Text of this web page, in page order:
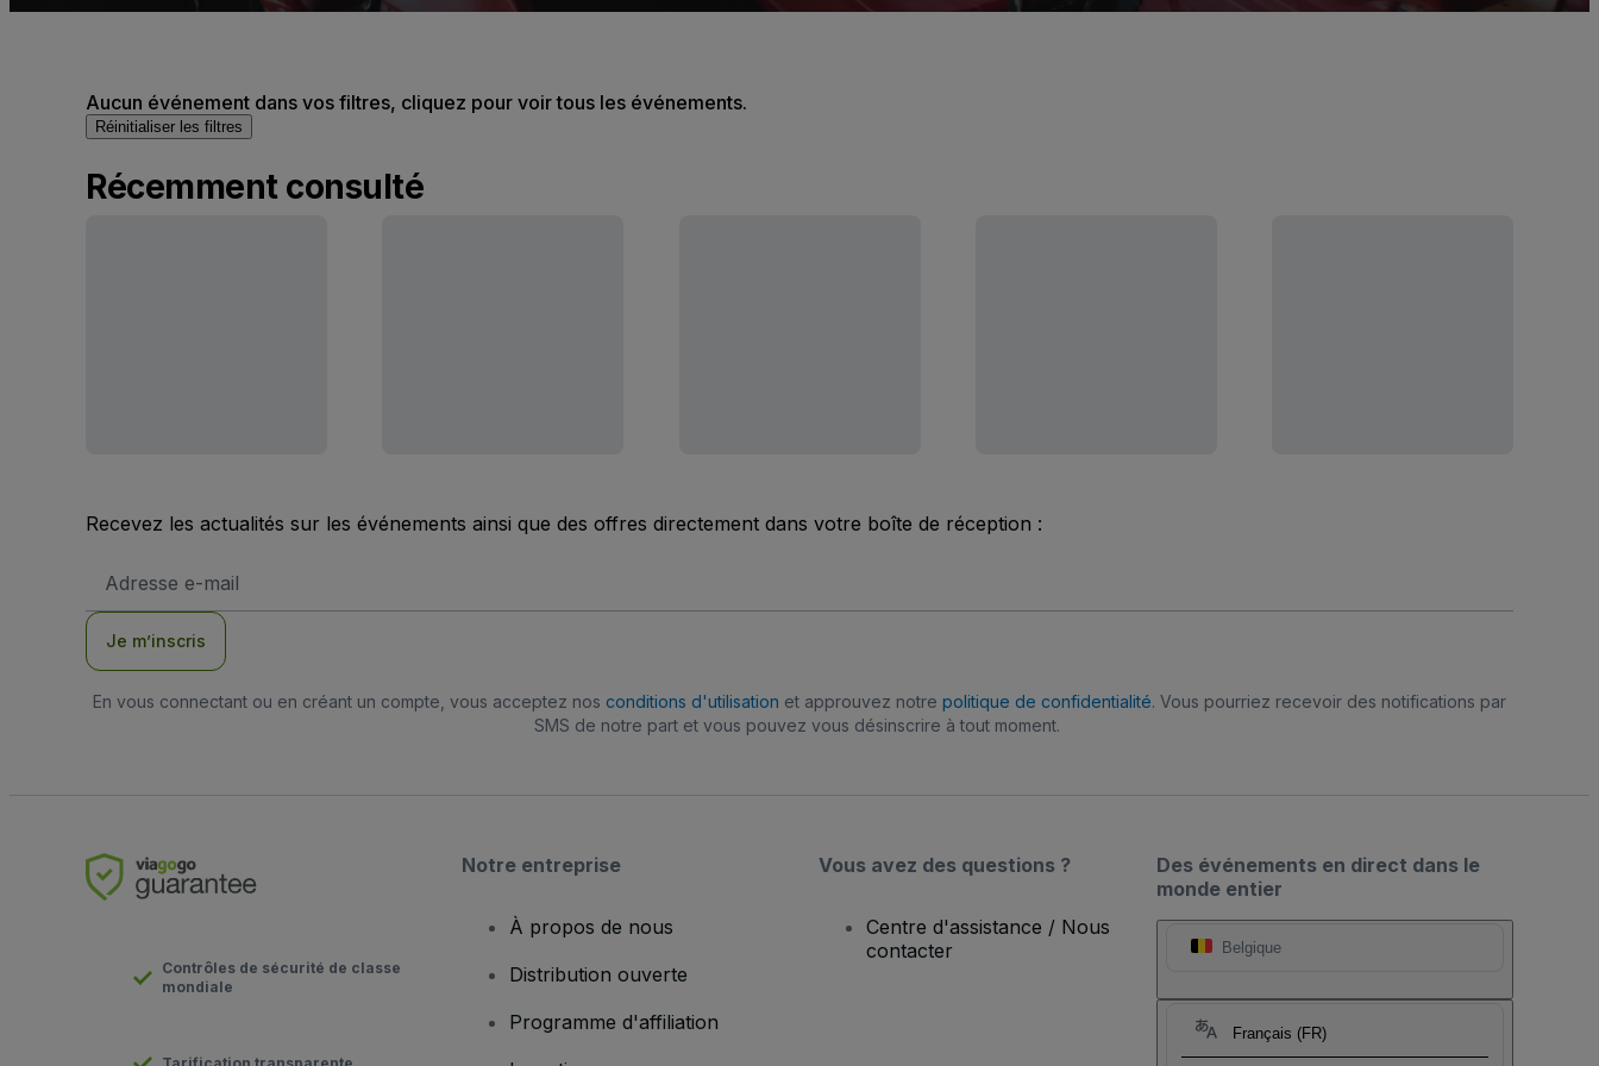
Aucun événement dans vos filtres, cliquez pour voir tous les événements.
Réinitialiser les filtres
Récemment consulté
Recevez les actualités sur les événements ainsi que des offres directement dans votre boîte de réception :
e-
Je m’inscris
En vous connectant ou en créant un compte, vous acceptez nos conditions d'utilisation et approuvez notre politique de confidentialité. Vous pourriez recevoir des notifications par
SMS de notre part et vous pouvez vous désinscrire à tout moment.
Des événements en direct dans le
monde entier
Belgique
Français (FR)
Contrôles de sécurité de classe
mondiale
Notre entreprise
À propos de nous
Distribution ouverte
Programme d'affiliation
Vous avez des questions ?
Centre d'assistance / Nous
contacter